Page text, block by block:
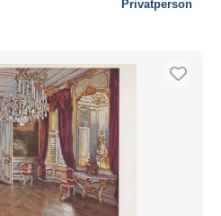
Privatperson